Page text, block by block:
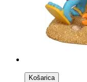
Košarica